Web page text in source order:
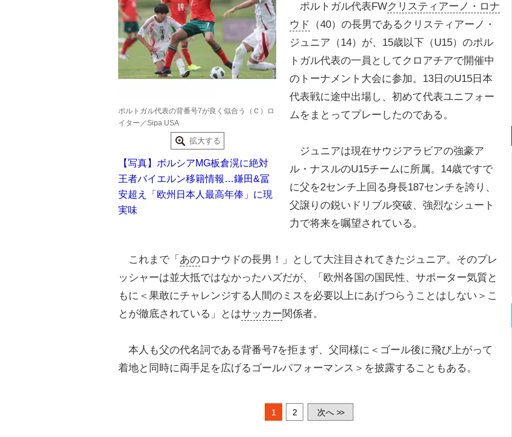
ポルトガル代表の背番号7が良く似合う（Ｃ）ロ
イター／Sipa USA
拡大する
【写真】ボルシアMG板倉滉に絶対
王者バイエルン移籍情報…鎌田&冨
安超え「欧州日本人最高年俸」に現
実味
ポルトガル代表FWクリスティアーノ・ロナ
ウド
（40）の長男であるクリスティアーノ・
ジュニア（14）が、15歳以下（U15）のポル
トガル代表の一員としてクロアチアで開催中
のトーナメント大会に参加。13日のU15日本
代表戦に途中出場し、初めて代表ユニフォー
ムをまとってプレーしたのである。
ジュニアは現在サウジアラビアの強豪ア
ル・ナスルのU15チームに所属。14歳ですで
に父を2センチ上回る身長187センチを誇り、
父譲りの鋭いドリブル突破、強烈なシュート
力で将来を嘱望されている。
これまで「 あのロナウドの長男！」として大注目されてきたジュニア。そのプレ
ッシャーは並大抵ではなかったハズだが、「欧州各国の国民性、サポーター気質と
もに＜果敢にチャレンジする人間のミスを必要以上にあげつらうことはしない＞こ
とが徹底されている」とはサッカー関係者。
本人も父の代名詞である背番号7を拒まず、父同様に＜ゴール後に飛び上がって
着地と同時に両手足を広げるゴールパフォーマンス＞を披露することもある。
1 2 次へ >>